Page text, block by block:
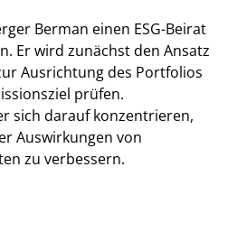
Berman einen ESG-Beirat
Er wird zunächst den Ansatz
Ausrichtung des Portfolios
prüfen.
sich darauf konzentrieren,
Auswirkungen von
zu verbessern.